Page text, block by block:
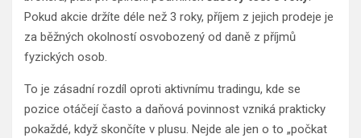
Pokud akcie držíte déle než 3 roky, příjem z jejich prodeje je
za běžných okolností osvobozený od daně z příjmů
fyzických osob.
To je zásadní rozdíl oproti aktivnímu tradingu, kde se
pozice otáčejí často a daňová povinnost vzniká prakticky
pokaždé, když skončíte v plusu. Nejde ale jen o to „počkat